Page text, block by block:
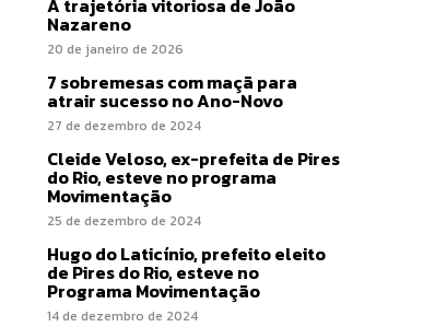
Nazareno
20 de janeiro de 2026
7 sobremesas com maçã para
atrair sucesso no Ano-Novo
27 de dezembro de 2024
Cleide Veloso, ex-prefeita de Pires
do Rio, esteve no programa
Movimentação
25 de dezembro de 2024
Hugo do Laticínio, prefeito eleito
de Pires do Rio, esteve no
Programa Movimentação
14 de dezembro de 2024